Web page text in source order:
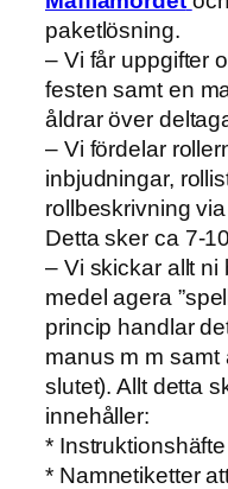
paketlösning.
– Vi får uppgifter
festen samt en
åldrar över
– Vi fördelar
inbjudningar,
rollbeskrivning
Detta sker ca 7-
– Vi skickar allt ni
medel agera
princip handlar
manus m m
slutet). Allt detta
innehåller:
* Instruktionshäfte
* Namnetiketter